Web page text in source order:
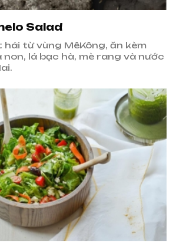
Salad
từ vùng MêKông, ăn kèm
lá bạc hà, mè rang và nước